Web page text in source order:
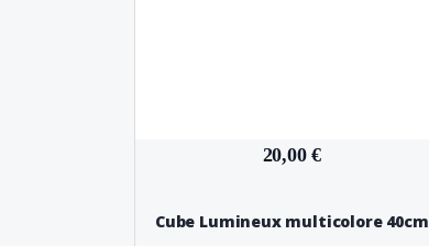
20,00 €
Cube Lumineux multicolore 40cm